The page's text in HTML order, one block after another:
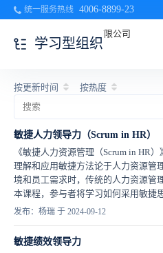
统一服务热线 4006-8899-23
按更新时间 按热度
敏捷人力领导力（Scrum in HR）
《敏捷人力资源管理（Scrum in HR
理解和应用敏捷方法论于人力资源管
境和员工需求时，传统的人力资源管
本课程，参与者将学习如何采用敏捷
发布：杨瑞 于 2024-09-12
敏捷绩效领导力
学习型组织